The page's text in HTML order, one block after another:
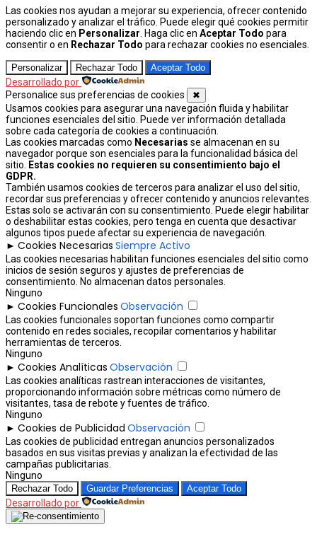
Las cookies nos ayudan a mejorar su experiencia, ofrecer contenido
personalizado y analizar el tráfico. Puede elegir qué cookies permitir
haciendo clic en Personalizar. Haga clic en Aceptar Todo para
consentir o en Rechazar Todo para rechazar cookies no esenciales.
Personalizar Rechazar Todo Aceptar Todo
Desarrollado por
Personalice sus preferencias de cookies
✖
Usamos cookies para asegurar una navegación fluida y habilitar
funciones esenciales del sitio. Puede ver información detallada
sobre cada categoría de cookies a continuación.
Las cookies marcadas como Necesarias se almacenan en su
navegador porque son esenciales para la funcionalidad básica del
sitio. Estas cookies no requieren su consentimiento bajo el
GDPR.
También usamos cookies de terceros para analizar el uso del sitio,
recordar sus preferencias y ofrecer contenido y anuncios relevantes.
Estas solo se activarán con su consentimiento. Puede elegir habilitar
o deshabilitar estas cookies, pero tenga en cuenta que desactivar
algunos tipos puede afectar su experiencia de navegación.
► Cookies Necesarias Siempre Activo
Las cookies necesarias habilitan funciones esenciales del sitio como
inicios de sesión seguros y ajustes de preferencias de
consentimiento. No almacenan datos personales.
Ninguno
► Cookies Funcionales Observación
Las cookies funcionales soportan funciones como compartir
contenido en redes sociales, recopilar comentarios y habilitar
herramientas de terceros.
Ninguno
► Cookies Analíticas Observación
Las cookies analíticas rastrean interacciones de visitantes,
proporcionando información sobre métricas como número de
visitantes, tasa de rebote y fuentes de tráfico.
Ninguno
► Cookies de Publicidad Observación
Las cookies de publicidad entregan anuncios personalizados
basados en sus visitas previas y analizan la efectividad de las
campañas publicitarias.
Ninguno
Rechazar Todo Guardar Preferencias Aceptar Todo
Desarrollado por